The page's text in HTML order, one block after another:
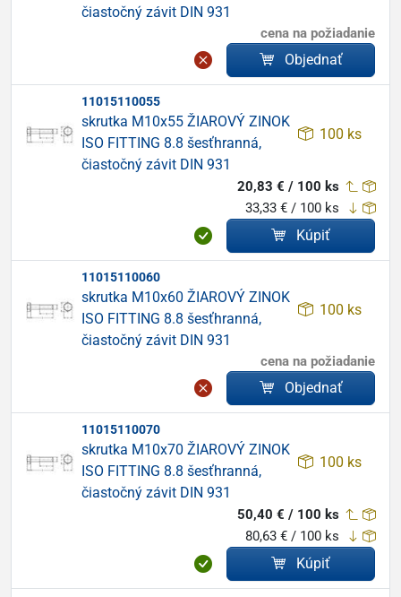
čiastočný závit DIN 931
cena na požiadanie
Objednať
11015110055
skrutka M10x55 ŽIAROVÝ ZINOK
ISO FITTING 8.8 šesťhranná,
čiastočný závit DIN 931
100 ks
20,83 € / 100 ks
33,33 € / 100 ks
Kúpiť
11015110060
skrutka M10x60 ŽIAROVÝ ZINOK
ISO FITTING 8.8 šesťhranná,
čiastočný závit DIN 931
100 ks
cena na požiadanie
Objednať
11015110070
skrutka M10x70 ŽIAROVÝ ZINOK
ISO FITTING 8.8 šesťhranná,
čiastočný závit DIN 931
100 ks
50,40 € / 100 ks
80,63 € / 100 ks
Kúpiť